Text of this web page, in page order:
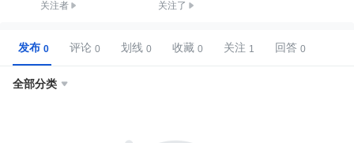
关注者 关注了
发布 评论 划线 收藏 关注 回答
全部分类 